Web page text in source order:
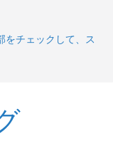
チェックして、ス
の動きが判ったら